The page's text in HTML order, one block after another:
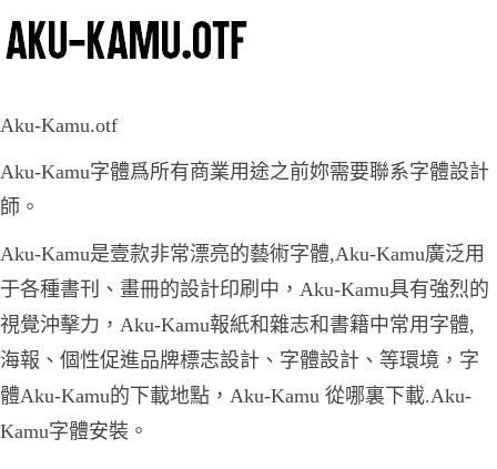
Aku-Kamu.otf
Aku-Kamu字體爲所有商業用途之前妳需要聯系字體設計
師。
Aku-Kamu是壹款非常漂亮的藝術字體,Aku-Kamu廣泛用
于各種書刊、畫冊的設計印刷中，Aku-Kamu具有強烈的
視覺沖擊力，Aku-Kamu報紙和雜志和書籍中常用字體,
海報、個性促進品牌標志設計、字體設計、等環境，字
體Aku-Kamu的下載地點，Aku-Kamu 從哪裏下載.Aku-
Kamu字體安裝。